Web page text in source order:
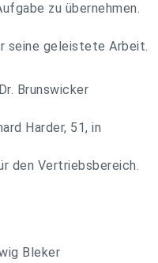
zu übernehmen.
seine geleistete Arbeit.
Brunswicker
Harder, 51, in
den Vertriebsbereich.
Bleker